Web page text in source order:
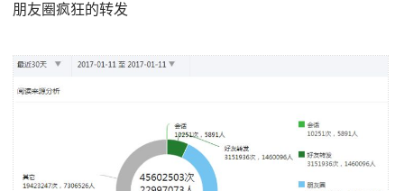
朋友圈疯狂的转发